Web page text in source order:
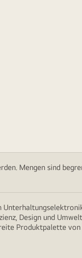
Mengen sind
Design und
Produktpalette